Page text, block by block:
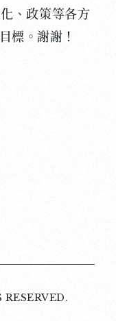
、政策等各方
標。謝謝！